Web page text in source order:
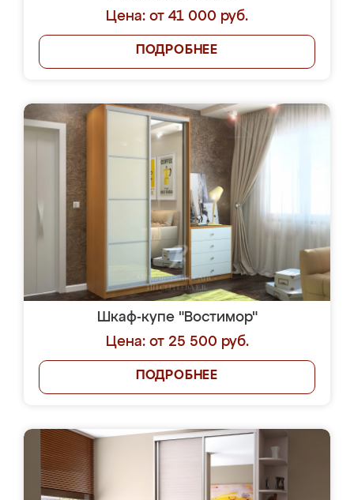
Цена: от 41 000 руб.
ПОДРОБНЕЕ
Шкаф-купе "Востимор"
Цена: от 25 500 руб.
ПОДРОБНЕЕ